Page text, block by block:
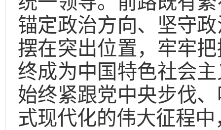
锚定政治方向、坚守
摆在突出位置，牢牢
终成为中国特色社会
始终紧跟党中央步伐
式现代化的伟大征程